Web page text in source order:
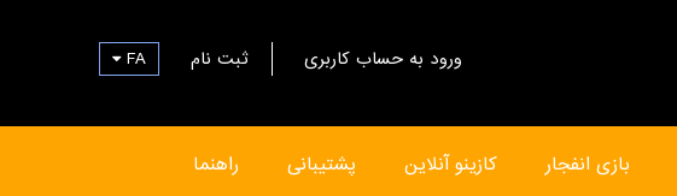
ورود به حساب کاربری ثبت نام FA
بازی انفجار کازینو آنلاین پشتیبانی راهنما